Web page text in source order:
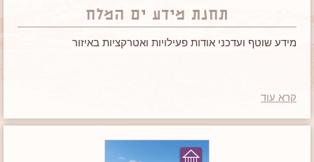
תחנת מידע ים המלח
מידע שוטף ועדכני אודות פעילויות ואטרקציות באיזור
קרא עוד